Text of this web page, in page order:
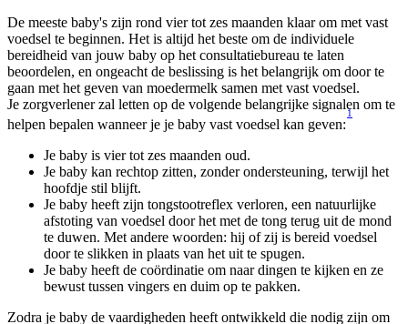
De meeste baby's zijn rond vier tot zes maanden klaar om met vast
voedsel te beginnen. Het is altijd het beste om de individuele
bereidheid van jouw baby op het consultatiebureau te laten
beoordelen, en ongeacht de beslissing is het belangrijk om door te
gaan met het geven van moedermelk samen met vast voedsel.
Je zorgverlener zal letten op de volgende belangrijke signalen om te
helpen bepalen wanneer je je baby vast voedsel kan geven:
1
Je baby is vier tot zes maanden oud.
Je baby kan rechtop zitten, zonder ondersteuning, terwijl het
hoofdje stil blijft.
Je baby heeft zijn tongstootreflex verloren, een natuurlijke
afstoting van voedsel door het met de tong terug uit de mond
te duwen. Met andere woorden: hij of zij is bereid voedsel
door te slikken in plaats van het uit te spugen.
Je baby heeft de coördinatie om naar dingen te kijken en ze
bewust tussen vingers en duim op te pakken.
Zodra je baby de vaardigheden heeft ontwikkeld die nodig zijn om